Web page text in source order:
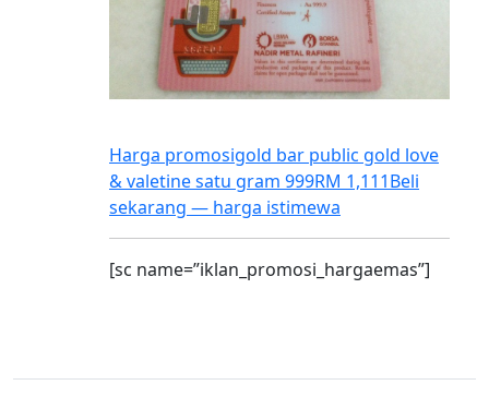
Harga promosigold bar public gold love
& valetine satu gram 999RM 1,111Beli
sekarang — harga istimewa
[sc name=”iklan_promosi_hargaemas”]